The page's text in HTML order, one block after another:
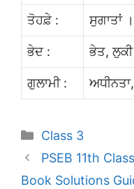
ਤੋਹਫ਼ੇ : ਸੁਗਾਤਾਂ ।
ਭੇਦ : ਭੇਤ,
ਗੁਲਾਮੀ :
Categories
Class 3
PSEB 11th
Book Solutions